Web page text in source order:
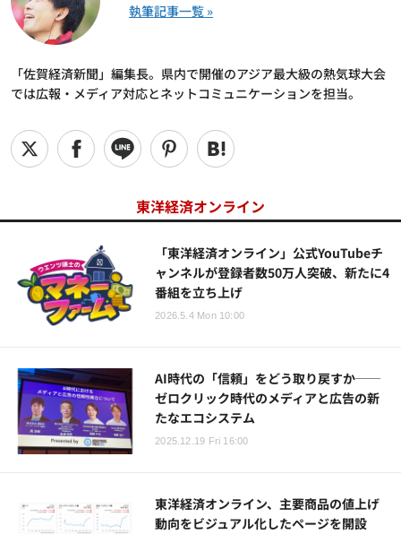
「佐賀経済新聞」編集長。県内で開催のアジア最大級の熱気球大会
では広報・メディア対応とネットコミュニケーションを担当。
東洋経済オンライン
「東洋経済オンライン」公式YouTubeチ
ャンネルが登録者数50万人突破、新たに4
番組を立ち上げ
2026.5.4 Mon 10:00
AI時代の「信頼」をどう取り戻すか──
ゼロクリック時代のメディアと広告の新
たなエコシステム
2025.12.19 Fri 16:00
東洋経済オンライン、主要商品の値上げ
動向をビジュアル化したページを開設